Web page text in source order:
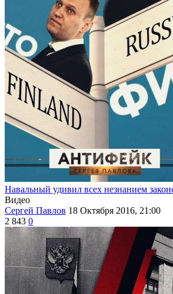
Навальный удивил всех незнанием
Видео
Сергей Павлов 18 Октября 2016, 21:00
2 843 0